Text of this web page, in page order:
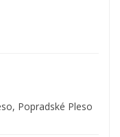
Popradské Pleso